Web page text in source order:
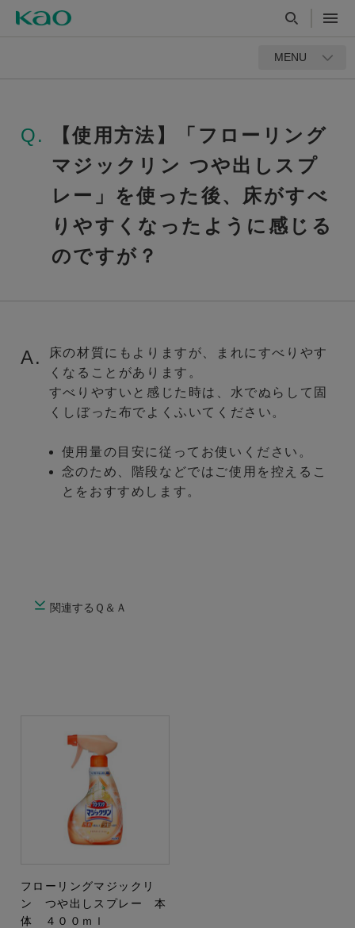
MENU
Q.
【使用方法】「フローリング
マジックリン つや出しスプ
レー」を使った後、床がすべ
りやすくなったように感じる
のですが？
A.
床の材質にもよりますが、まれにすべりやす
くなることがあります。
すべりやすいと感じた時は、水でぬらして固
くしぼった布でよくふいてください。
使用量の目安に従ってお使いください。
念のため、階段などではご使用を控えるこ
とをおすすめします。
関連するＱ＆Ａ
フローリングマジックリ
ン つや出しスプレー 本
体 ４００ｍｌ